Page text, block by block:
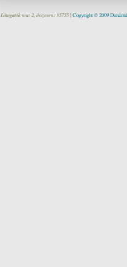
Látogatók ma: 2, összesen: 95755 |Copyright © 2009